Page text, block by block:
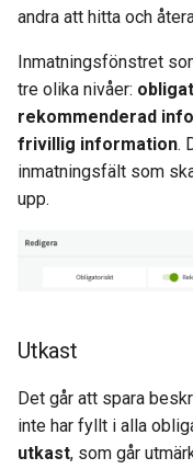
andra att hitta och
Inmatningsfönstret
tre olika nivåer:
rekommenderad
frivillig information.
inmatningsfält som
upp.
Utkast
Det går att spara
inte har fyllt i alla
utkast, som går